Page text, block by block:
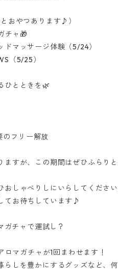
おやつあります♪）
チャ🎁
マッサージ体験（5/24）
（5/25）
ひとときを🌿
のフリー解放
ますが、この期間はぜひふらり
しゃべりしにいらしてください
てお待ちしています♪
ガチャで運試し？
マガチャが1回まわせます！
らしを豊かにするグッズなど、